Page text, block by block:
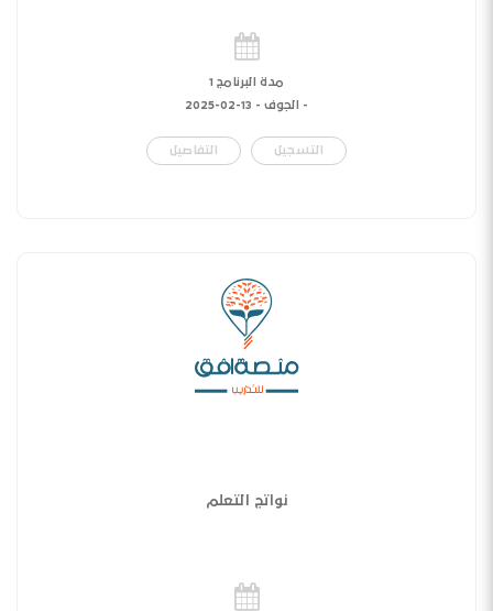
مدة البرنامج 1
- الجوف - 13-02-2025
التسجيل التفاصيل
نواتج التعلم